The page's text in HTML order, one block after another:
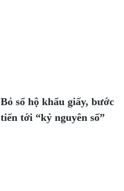
Bỏ sổ hộ khẩu giấy, bước
tiến tới “kỷ nguyên số”